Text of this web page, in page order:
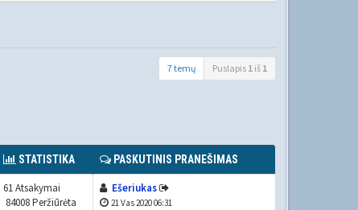
7 temų Puslapis 1 iš 1
STATISTIKA PASKUTINIS PRANEŠIMAS
61 Atsakymai
84008 Peržiūrėta
Ešeriukas
21 Vas 2020 06:31